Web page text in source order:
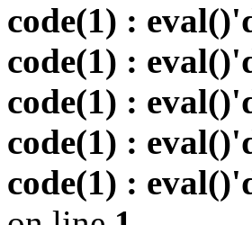
code(1) :
code(1) :
code(1) :
code(1) :
code(1) :